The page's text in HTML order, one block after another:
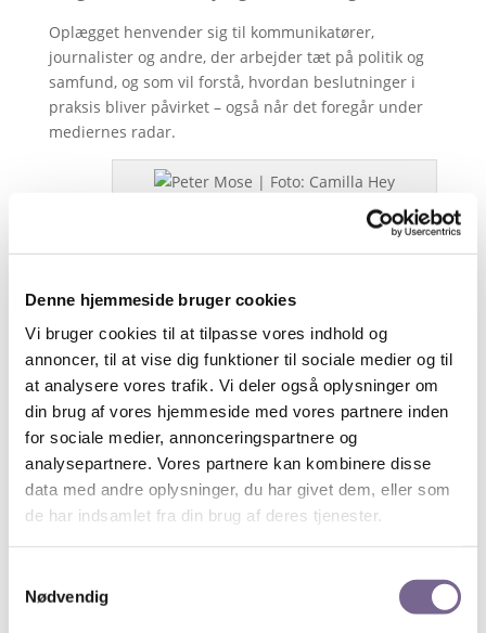
Denne hjemmeside bruger cookies
Vi bruger cookies til at tilpasse vores indhold og
annoncer, til at vise dig funktioner til sociale medier og til
at analysere vores trafik. Vi deler også oplysninger om
din brug af vores hjemmeside med vores partnere inden
for sociale medier, annonceringspartnere og
analysepartnere. Vores partnere kan kombinere disse
data med andre oplysninger, du har givet dem, eller som
de har indsamlet fra din brug af deres tjenester.
Nødvendig
Oplægget henvender sig til kommunikatører,
journalister og andre, der arbejder tæt på politik og
samfund, og som vil forstå, hvordan beslutninger i
praksis bliver påvirket – også når det foregår under
mediernes radar.
Peter Mose er partner i HEGELUND & MOSE, der
kommunikation. Han er forfatter til en stribe bøger
om politik, ledelse, embedsværk og strategisk
kommunikation. Læs mere på
https://hegelundmose.dk.
Tid og sted:
Torsdag den 7. maj 2026 i Cinemateket, kl. 8.00 –
9.00.
Der serveres let morgenforplejning fra kl. 7:30
Onlinetilmelding her.